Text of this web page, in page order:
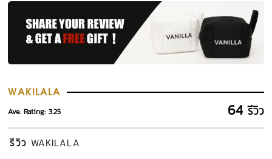
WAKILALA
64รีวิว
Ave. Rating: 3.25
รีวิว WAKILALA